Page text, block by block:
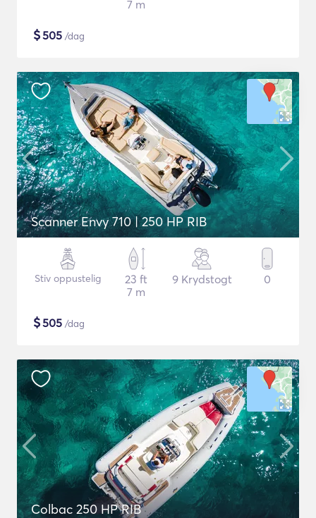
7 m
$505 /dag
Scanner Envy 710 | 250 HP RIB
Stiv oppustelig
23 ft
7 m
9 Krydstogt 0
$505 /dag
Colbac 250 HP RIB